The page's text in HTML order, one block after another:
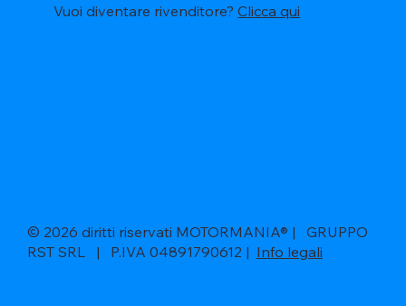
Vuoi diventare rivenditore?Clicca qui
© 2026 diritti riservati MOTORMANIA® | GRUPPO
RST SRL | P.IVA 04891790612 | Info legali